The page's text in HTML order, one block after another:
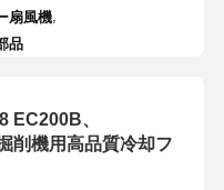
扇風機
品
EC200B、
削機用高品質冷却フ